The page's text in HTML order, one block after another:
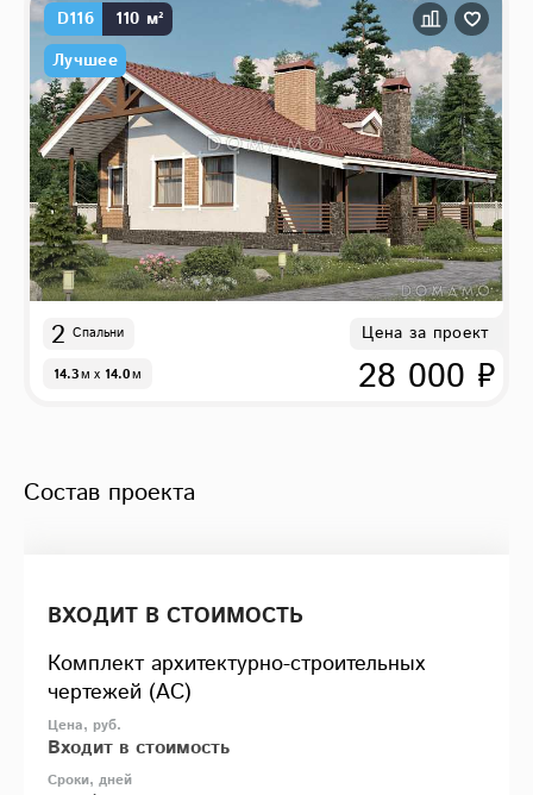
D116
110 м²
Лучшее
2 Спальни
14.3м x 14.0м
Цена за проект
28 000 ₽
Состав проекта
ВХОДИТ В СТОИМОСТЬ
Комплект архитектурно-строительных
чертежей (АС)
Входит в стоимость